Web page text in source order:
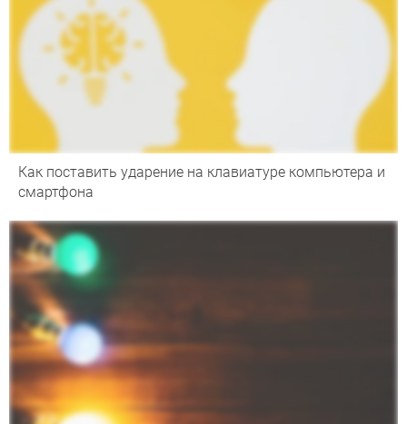
Как поставить ударение на клавиатуре компьютера и
смартфона